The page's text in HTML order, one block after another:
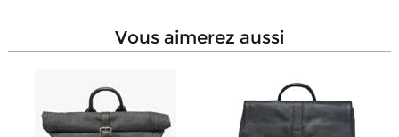
vous aimerez aussi